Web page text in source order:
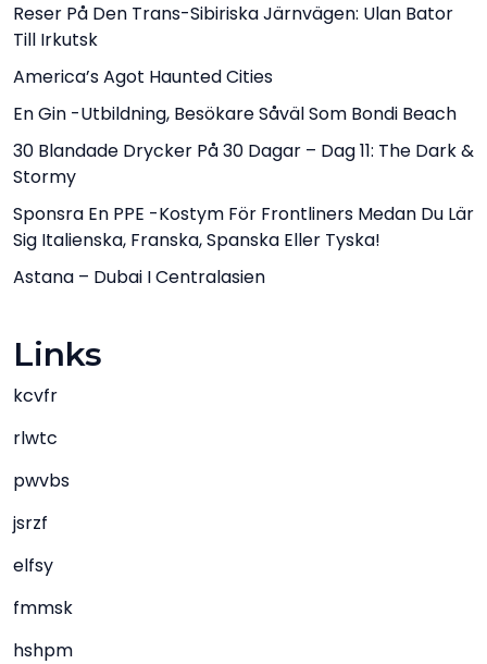
Reser På Den Trans-Sibiriska Järnvägen: Ulan Bator
Till Irkutsk
America’s Agot Haunted Cities
En Gin -utbildning, Besökare Såväl Som Bondi Beach
30 Blandade Drycker På 30 Dagar – Dag 11: The Dark &
​​Stormy
Sponsra En PPE -kostym För Frontliners Medan Du Lär
Sig Italienska, Franska, Spanska Eller Tyska!
Astana – Dubai I Centralasien
Links
kcvfr
rlwtc
pwvbs
jsrzf
elfsy
fmmsk
hshpm